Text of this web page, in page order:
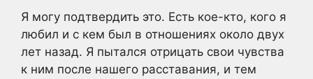
Я могу подтвердить это. Есть кое-кто, кого я
любил и с кем был в отношениях около двух
лет назад. Я пытался отрицать свои чувства
к ним после нашего расставания, и тем